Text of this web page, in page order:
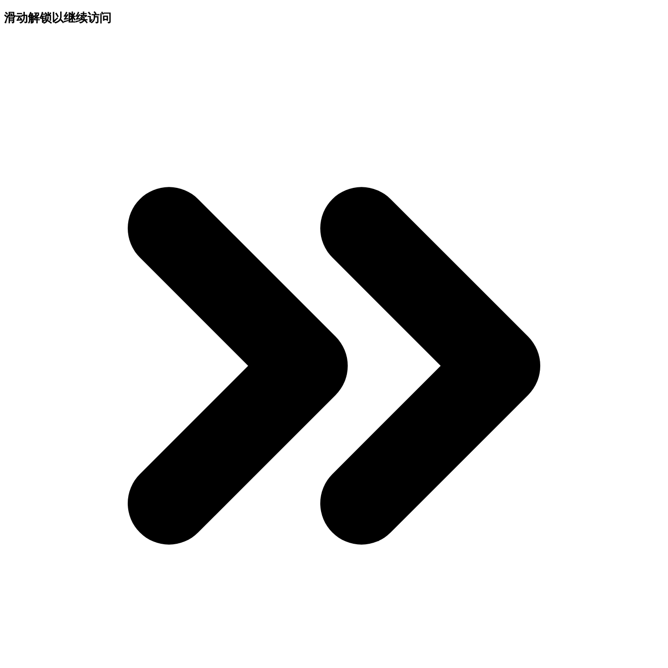
滑动解锁以继续访问